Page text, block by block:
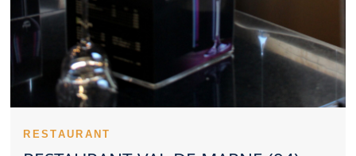
un Restaurant Val de Marne. Un Restaurant Val de Marne propre
rassure naturellement les clients. Sélectionner un Restaurant Val
de Marne demande de regarder l’ensemble de l’expérience.
Un Restaurant Val de Marne peut marquer son territoire par la
satisfaction qu’il procure. L’univers d’un Restaurant Val de Marne
se découvre dès les premières minutes. Un Restaurant Val de
Marne servi par un personnel disponible rassure rapidement. Le
savoir-faire technique s’exprime dans les cuissons d’un
un Restaurant Val de Marne sont souvent révélatrices. Le cœur
RESTAURANT